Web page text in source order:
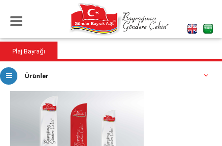
Plaj Bayrağı
Ürünler